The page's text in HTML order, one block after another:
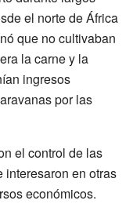
el norte de África
que no cultivaban
la carne y la
ingresos
por las
el control de las
interesaron en otras
económicos.